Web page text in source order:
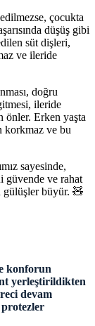
çocukta
düşüş gibi
süt dişleri,
ve ileride
doğru
ileride
önler. Erken yaşta
korkmaz ve bu
sayesinde,
güvende ve rahat
gülüşler büyür. 🧸
konforun
yerleştirildikten
devam
protezler